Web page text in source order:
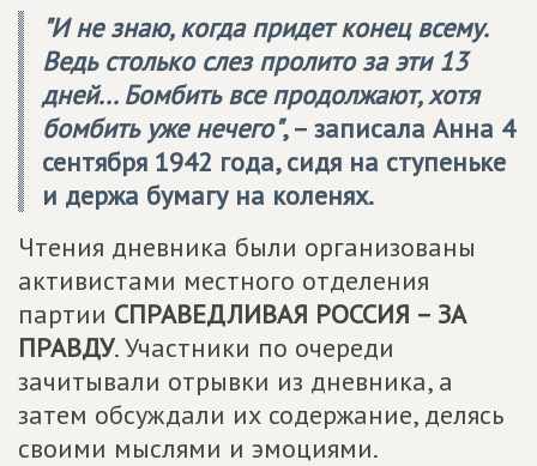
"И не знаю, когда придет конец всему.
Ведь столько слез пролито за эти 13
дней... Бомбить все продолжают, хотя
бомбить уже нечего", – записала Анна 4
сентября 1942 года, сидя на ступеньке
и держа бумагу на коленях.
Чтения дневника были организованы
активистами местного отделения
партии СПРАВЕДЛИВАЯ РОССИЯ – ЗА
ПРАВДУ. Участники по очереди
зачитывали отрывки из дневника, а
затем обсуждали их содержание, делясь
своими мыслями и эмоциями.